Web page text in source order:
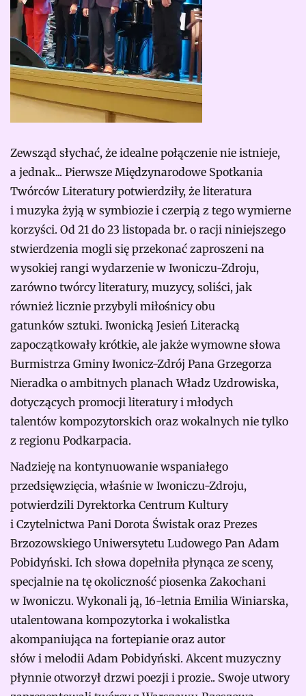
Zewsząd słychać, że idealne połączenie nie istnieje,
a jednak... Pierwsze Międzynarodowe Spotkania
Twórców Literatury potwierdziły, że literatura
i muzyka żyją w symbiozie i czerpią z tego wymierne
korzyści. Od 21 do 23 listopada br. o racji niniejszego
stwierdzenia mogli się przekonać zaproszeni na
wysokiej rangi wydarzenie w Iwoniczu-Zdroju,
zarówno twórcy literatury, muzycy, soliści, jak
również licznie przybyli miłośnicy obu
gatunków sztuki. Iwonicką Jesień Literacką
zapoczątkowały krótkie, ale jakże wymowne słowa
Burmistrza Gminy Iwonicz-Zdrój Pana Grzegorza
Nieradka o ambitnych planach Władz Uzdrowiska,
dotyczących promocji literatury i młodych
talentów kompozytorskich oraz wokalnych nie tylko
z regionu Podkarpacia.
Nadzieję na kontynuowanie wspaniałego
przedsięwzięcia, właśnie w Iwoniczu-Zdroju,
potwierdzili Dyrektorka Centrum Kultury
i Czytelnictwa Pani Dorota Świstak oraz Prezes
Brzozowskiego Uniwersytetu Ludowego Pan Adam
Pobidyński. Ich słowa dopełniła płynąca ze sceny,
specjalnie na tę okoliczność piosenka Zakochani
w Iwoniczu. Wykonali ją, 16-letnia Emilia Winiarska,
utalentowana kompozytorka i wokalistka
akompaniująca na fortepianie oraz autor
słów i melodii Adam Pobidyński. Akcent muzyczny
płynnie otworzył drzwi poezji i prozie.. Swoje utwory